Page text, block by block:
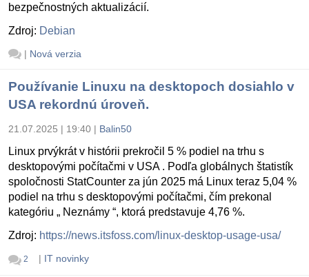
bezpečnostných aktualizácií.
Zdroj: Debian
| Nová verzia
Používanie Linuxu na desktopoch dosiahlo v
USA rekordnú úroveň.
21.07.2025 | 19:40 | Balin50
Linux prvýkrát v histórii prekročil 5 % podiel na trhu s
desktopovými počítačmi v USA . Podľa globálnych štatistík
spoločnosti StatCounter za jún 2025 má Linux teraz 5,04 %
podiel na trhu s desktopovými počítačmi, čím prekonal
kategóriu „ Neznámy “, ktorá predstavuje 4,76 %.
Zdroj: https://news.itsfoss.com/linux-desktop-usage-usa/
2 | IT novinky